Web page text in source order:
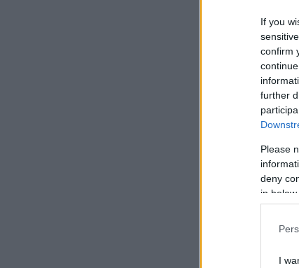
If you
confirm
further
Please
deny
in
I
· GOLD
· GOLD
· SILVER